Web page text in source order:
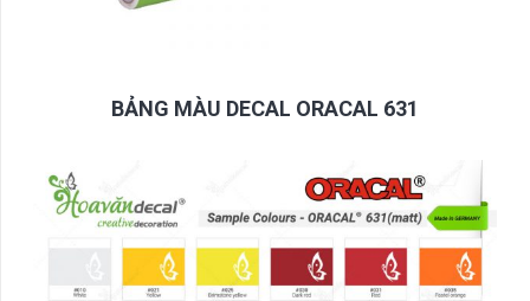
BẢNG MÀU DECAL ORACAL 631